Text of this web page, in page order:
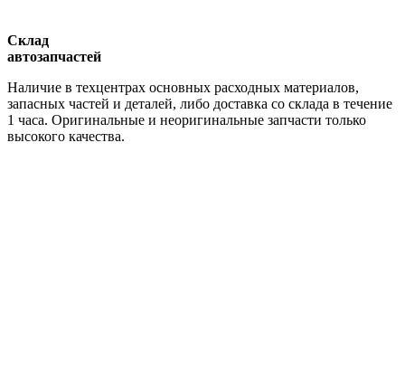
Склад
автозапчастей
Наличие в техцентрах основных расходных материалов,
запасных частей и деталей, либо доставка со склада в течение
1 часа. Оригинальные и неоригинальные запчасти только
высокого качества.